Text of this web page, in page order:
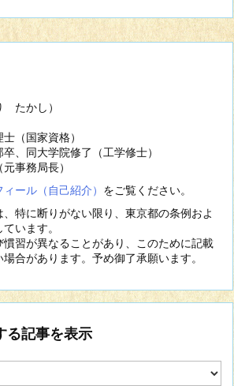
たかし）
（国家資格）
、同大学院修了（工学修士）
事務局長）
ール（自己紹介） をご覧ください。
特に断りがない限り、東京都の条例およ
います。
習が異なることがあり、このために記載
合があります。予め御了承願います。
る記事を表示